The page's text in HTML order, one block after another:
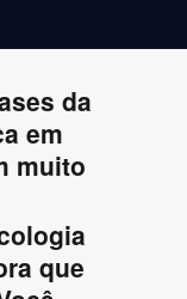
da
em
muito
que